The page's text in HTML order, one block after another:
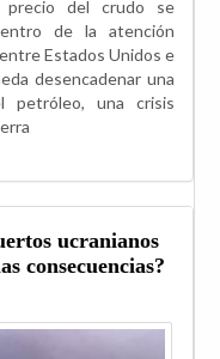
del crudo se
de la atención
Estados Unidos e
desencadenar una
petróleo, una crisis
ucranianos
consecuencias?